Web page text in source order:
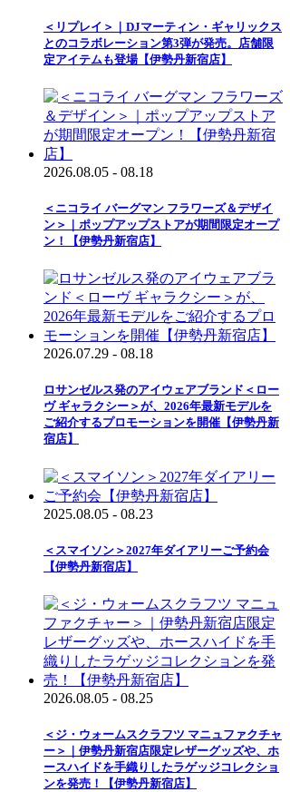
＜リプレイ＞｜DJマーティン・ギャリックス
とのコラボレーション第3弾が発売。店舗限
定アイテムも登場【伊勢丹新宿店】
2026.08.05 - 08.18
＜ニコライ バーグマン フラワーズ＆デザイ
ン＞｜ポップアップストアが期間限定オープ
ン！【伊勢丹新宿店】
2026.07.29 - 08.18
ロサンゼルス発のアイウェアブランド＜ロー
ヴ ギャラクシー＞が、2026年最新モデルを
ご紹介するプロモーションを開催【伊勢丹新
宿店】
2025.08.05 - 08.23
＜スマイソン＞2027年ダイアリーご予約会
【伊勢丹新宿店】
2026.08.05 - 08.25
＜ジ・ウォームスクラフツ マニュファクチャ
ー＞｜伊勢丹新宿店限定レザーグッズや、ホ
ースハイドを手織りしたラゲッジコレクショ
ンを発売！【伊勢丹新宿店】